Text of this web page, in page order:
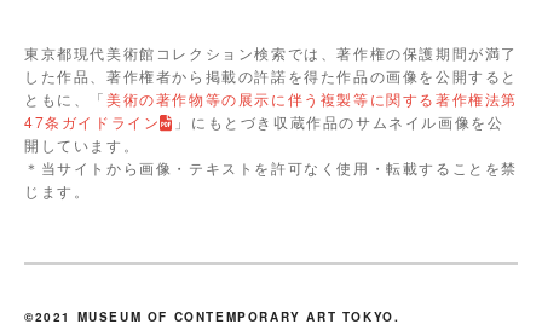
東京都現代美術館コレクション検索では、著作権の保護期間が満了
した作品、著作権者から掲載の許諾を得た作品の画像を公開すると
ともに、「美術の著作物等の展示に伴う複製等に関する著作権法第
47条ガイドライン
」にもとづき収蔵作品のサムネイル画像を公
開しています。
＊当サイトから画像・テキストを許可なく使用・転載することを禁
じます。
©2021 MUSEUM OF CONTEMPORARY ART TOKYO.